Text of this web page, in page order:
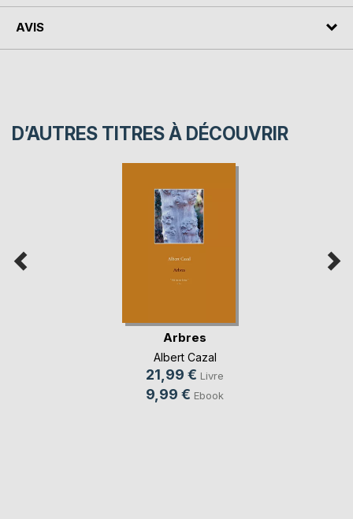
AVIS
D’AUTRES TITRES À DÉCOUVRIR
Arbres
Albert Cazal
21,99 € Livre
9,99 € Ebook